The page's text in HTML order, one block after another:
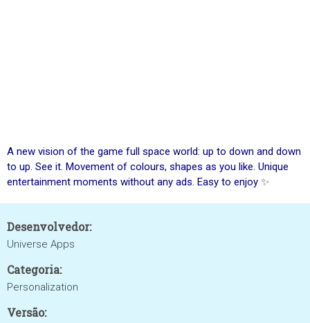
A new vision of the game full space world: up to down and down
to up. See it. Movement of colours, shapes as you like. Unique
entertainment moments without any ads. Easy to enjoy ✨
Desenvolvedor:
Universe Apps
Categoria:
Personalization
Versão: